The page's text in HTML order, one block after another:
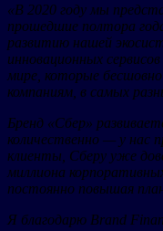
«В 2020 году мы
прошедшие полтора
развитию нашей
инновационных
мире, которые
компаниям, в самых
Бренд «Сбер»
количественно — у нас
клиенты, Сберу уже
миллиона
постоянно повышая
Я благодарю Brand